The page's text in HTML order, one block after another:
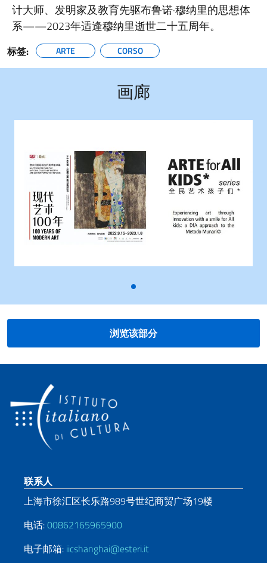
计大师、发明家及教育先驱布鲁诺·穆纳里的思想体
系——2023年适逢穆纳里逝世二十五周年。
标签: ARTE CORSO
画廊
浏览该部分
页脚部分
联系人
上海市徐汇区长乐路989号世纪商贸广场19楼
电话:00862165965900
电子邮箱: iicshanghai@esteri.it